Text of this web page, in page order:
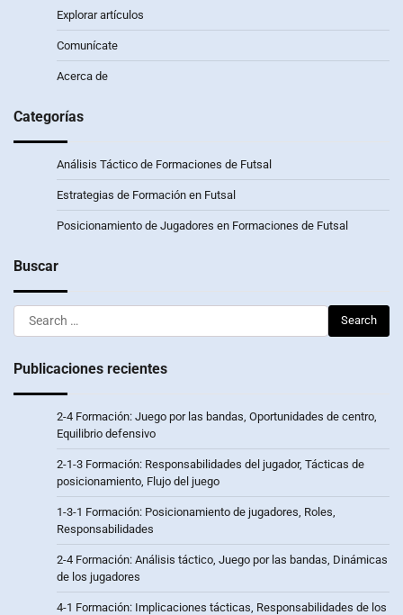
Explorar artículos
Comunícate
Acerca de
Categorías
Análisis Táctico de Formaciones de Futsal
Estrategias de Formación en Futsal
Posicionamiento de Jugadores en Formaciones de Futsal
Buscar
Search
for:
Publicaciones recientes
2-4 Formación: Juego por las bandas, Oportunidades de centro,
Equilibrio defensivo
2-1-3 Formación: Responsabilidades del jugador, Tácticas de
posicionamiento, Flujo del juego
1-3-1 Formación: Posicionamiento de jugadores, Roles,
Responsabilidades
2-4 Formación: Análisis táctico, Juego por las bandas, Dinámicas
de los jugadores
4-1 Formación: Implicaciones tácticas, Responsabilidades de los